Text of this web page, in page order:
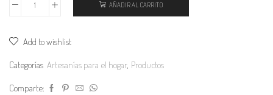
AÑADIR AL CARRITO
Add to wishlist
Categorías Artesanías para el hogar, Productos
Comparte: